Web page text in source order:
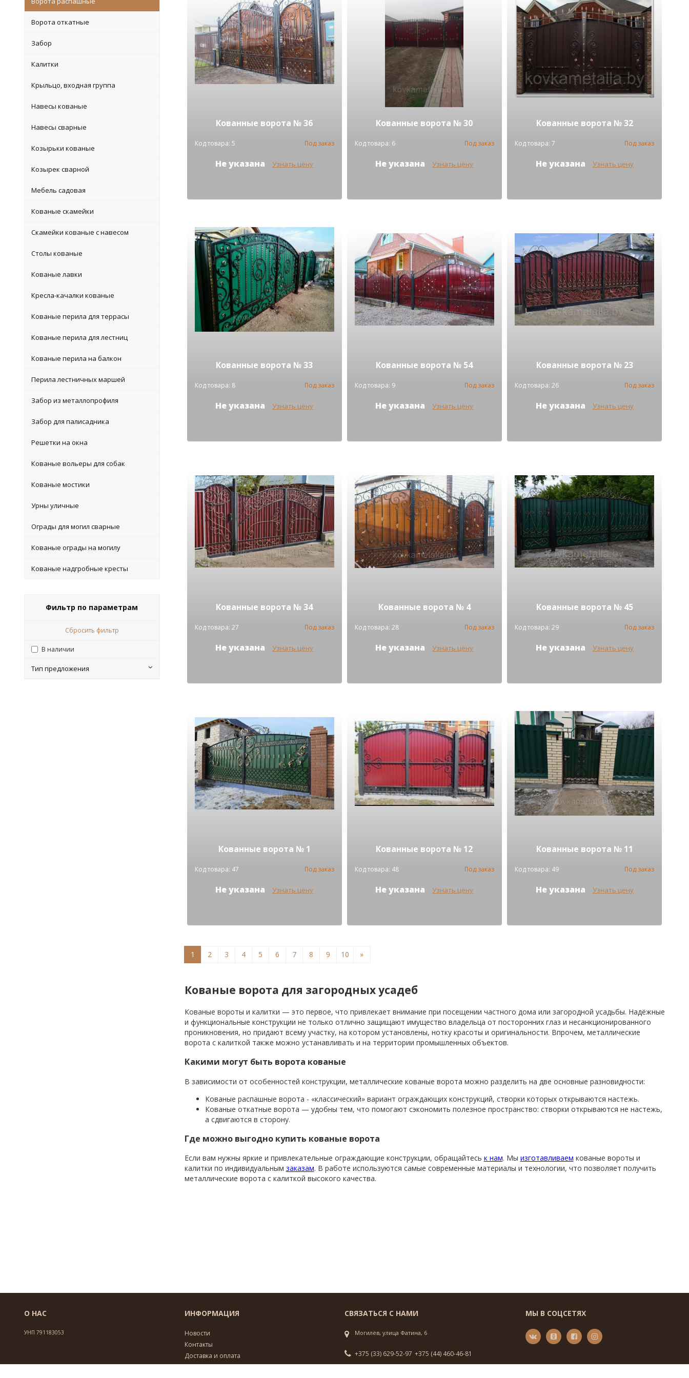
Ворота откатные
Забор
Калитки
Крыльцо, входная группа
Навесы кованые
Навесы сварные
Козырьки кованые
Козырек сварной
Мебель садовая
Кованые скамейки
Скамейки кованые с навесом
Столы кованые
Кованые лавки
Кресла-качалки кованые
Кованые перила для террасы
Кованые перила для лестниц
Кованые перила на балкон
Перила лестничных маршей
Забор из металлопрофиля
Забор для палисадника
Решетки на окна
Кованые вольеры для собак
Кованые мостики
Урны уличные
Ограды для могил сварные
Кованые ограды на могилу
Кованые надгробные кресты
Фильтр по параметрам
Сбросить фильтр
В наличии
Тип предложения
Кованные ворота № 36
Код товара: 5 Под заказ
Не указана Узнать цену
Кованные ворота № 30
Код товара: 6 Под заказ
Не указана Узнать цену
Кованные ворота № 32
Код товара: 7 Под заказ
Не указана Узнать цену
Кованные ворота № 33
Код товара: 8 Под заказ
Не указана Узнать цену
Кованные ворота № 54
Код товара: 9 Под заказ
Не указана Узнать цену
Кованные ворота № 23
Код товара: 26 Под заказ
Не указана Узнать цену
Кованные ворота № 34
Код товара: 27 Под заказ
Не указана Узнать цену
Кованные ворота № 4
Код товара: 28 Под заказ
Не указана Узнать цену
Кованные ворота № 45
Код товара: 29 Под заказ
Не указана Узнать цену
Кованные ворота № 1
Код товара: 47 Под заказ
Не указана Узнать цену
Кованные ворота № 12
Код товара: 48 Под заказ
Не указана Узнать цену
Кованные ворота № 11
Код товара: 49 Под заказ
Не указана Узнать цену
1 2 3 4 5 6 7 8 9 10 »
Кованые ворота для загородных усадеб
Кованые вороты и калитки — это первое, что привлекает внимание при посещении частного дома или загородной усадьбы. Надёжные
и функциональные конструкции не только отлично защищают имущество владельца от посторонних глаз и несанкционированного
проникновения, но придают всему участку, на котором установлены, нотку красоты и оригинальности. Впрочем, металлические
ворота с калиткой также можно устанавливать и на территории промышленных объектов.
Какими могут быть ворота кованые
В зависимости от особенностей конструкции, металлические кованые ворота можно разделить на две основные разновидности:
Кованые распашные ворота - «классический» вариант ограждающих конструкций, створки которых открываются настежь.
Кованые откатные ворота — удобны тем, что помогают сэкономить полезное пространство: створки открываются не настежь,
а сдвигаются в сторону.
Где можно выгодно купить кованые ворота
Если вам нужны яркие и привлекательные ограждающие конструкции, обращайтесь к нам. Мы изготавливаем кованые вороты и
калитки по индивидуальным заказам. В работе используются самые современные материалы и технологии, что позволяет получить
металлические ворота с калиткой высокого качества.
О НАС
УНП 791183053
ИНФОРМАЦИЯ
Новости
Контакты
Доставка и оплата
Политика конфиденциальности
СВЯЗАТЬСЯ С НАМИ
Могилёв, улица Фатина, 6
+375 (33) 629-52-97 +375 (44) 460-46-81
МЫ В СОЦСЕТЯХ